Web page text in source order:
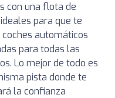
con una flota de
para que te
automáticos
para todas las
Lo mejor de todo es
pista donde te
la confianza